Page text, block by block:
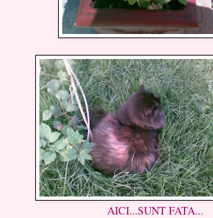
AICI...SUNT FATA...